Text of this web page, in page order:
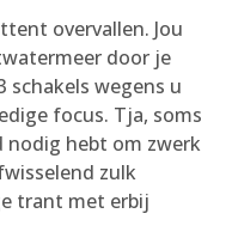
overvallen. Jou
door je
wegens u
focus. Tja, soms
hebt om zwerk
zulk
trant met erbij